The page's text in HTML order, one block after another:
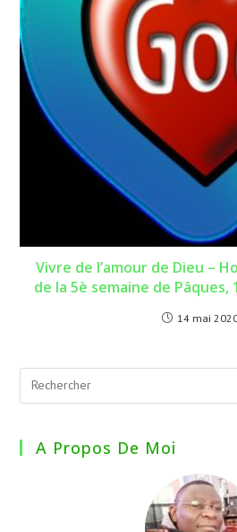
Vivre de l’amour de Dieu –
de la 5è semaine de Pâques,
14 mai
A Propos De Moi